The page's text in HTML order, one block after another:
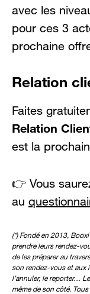
avec les
pour ces 3
prochaine
Relation
Faites
Relation
est la
👉 Vous
au
(*) Fondé en 2013,
prendre leurs rendez-
de les préparer au
son rendez-vous et aux
l’annuler, le reporter…
même de son côté.